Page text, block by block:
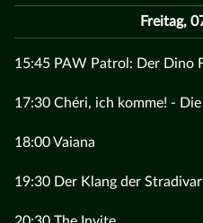
Freitag,
15:45 PAW Patrol: Der Dino
17:30 Chéri, ich komme! -
18:00 Vaiana
19:30 Der Klang der